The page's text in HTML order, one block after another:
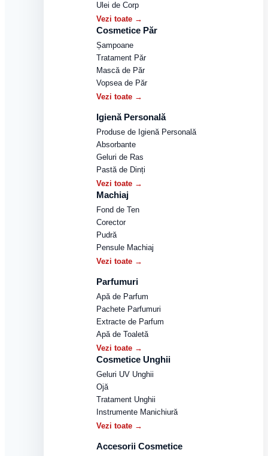
Ulei de Corp
Vezi toate →
Cosmetice Păr
Șampoane
Tratament Păr
Mască de Păr
Vopsea de Păr
Vezi toate →
Igienă Personală
Produse de Igienă Personală
Absorbante
Geluri de Ras
Pastă de Dinți
Vezi toate →
Machiaj
Fond de Ten
Corector
Pudră
Pensule Machiaj
Vezi toate →
Parfumuri
Apă de Parfum
Pachete Parfumuri
Extracte de Parfum
Apă de Toaletă
Vezi toate →
Cosmetice Unghii
Geluri UV Unghii
Ojă
Tratament Unghii
Instrumente Manichiură
Vezi toate →
Accesorii Cosmetice